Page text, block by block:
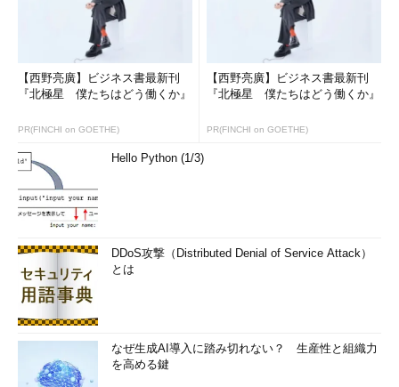
【西野亮廣】ビジネス書最新刊
『北極星 僕たちはどう働くか』
PR(FINCHI on GOETHE)
【西野亮廣】ビジネス書最新刊
『北極星 僕たちはどう働くか』
PR(FINCHI on GOETHE)
Hello Python (1/3)
DDoS攻撃（Distributed Denial of Service Attack）
とは
なぜ生成AI導入に踏み切れない？ 生産性と組織力
を高める鍵